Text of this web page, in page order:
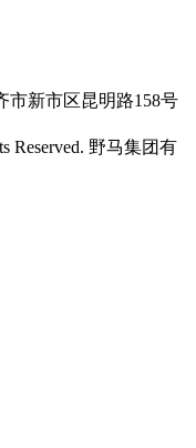
市新市区昆明路158号
Reserved. 野马集团有